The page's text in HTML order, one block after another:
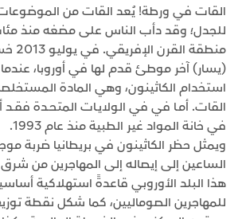
القات في ورطة! يُعد القات من الموضوعات
للجدل؛ وقد دأب الناس على مضغه منذ
(يسار) آخر موطئ قدم لها في أوروبا،
استخدام الكاثينون، وهي المادة
القات. أمـا في في الولايـات المتحـدة
في خانة المواد غير الطبية منذ عام 1993.
ويمثل حظر الكاثينون في بريطانيا ضربة
الساعين إلى إيصاله إلى المهاجرين من
هذا البلد الأوروبي قاعدةً استهلاكية
للمهاجرين الصوماليين، كما شكل نقطة